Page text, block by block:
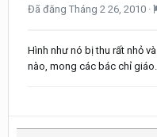
Đã đăng Tháng 2 26, 2010 ·
Hình như nó bị thu rất nhỏ
nào, mong các bác chỉ